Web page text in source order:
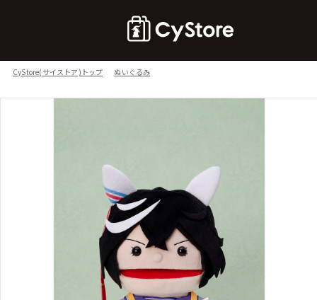
CyStore(サイストア)トップ ぬいぐるみ